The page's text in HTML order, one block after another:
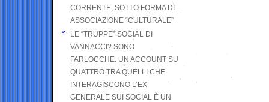
CORRENTE, SOTTO FORMA DI
ASSOCIAZIONE “CULTURALE”
LE “TRUPPE” SOCIAL DI
VANNACCI? SONO
FARLOCCHE: UN ACCOUNT SU
QUATTRO TRA QUELLI CHE
INTERAGISCONO L’EX
GENERALE SUI SOCIAL È UN